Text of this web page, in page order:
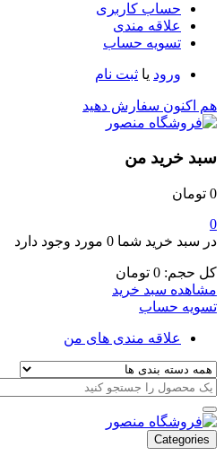
حساب کاربری
علاقه مندی
تسویه حساب
ورود یا ثبت نام
هم اکنون سفارش دهید
سبد خرید من
0 تومان
0
در سبد خرید شما 0 مورد وجود دارد
کل حجم: 0 تومان
مشاهده سبد خرید
تسویه حساب
علاقه مندی های من
Categories